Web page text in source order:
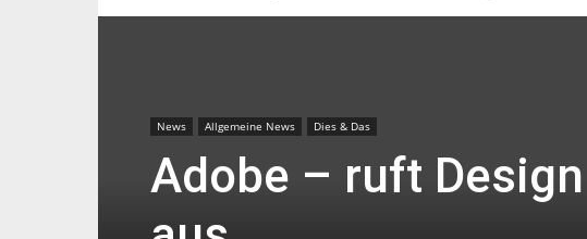
News Allgemeine News Dies & Das
Adobe – ruft